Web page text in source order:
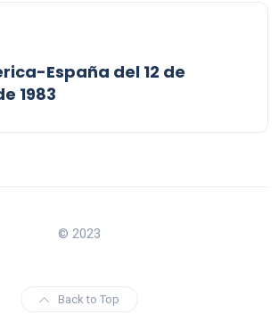
España del 12 de
1983
© 2023
Back to Top